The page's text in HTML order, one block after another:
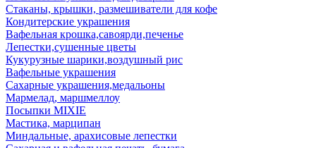
Стаканы, крышки, размешиватели для кофе
Кондитерские украшения
Вафельная крошка,савоярди,печенье
Лепестки,сушенные цветы
Кукурузные шарики,воздушный рис
Вафельные украшения
Сахарные украшения,медальоны
Мармелад, маршмеллоу
Посыпки MIXIE
Мастика, марципан
Миндальные, арахисовые лепестки